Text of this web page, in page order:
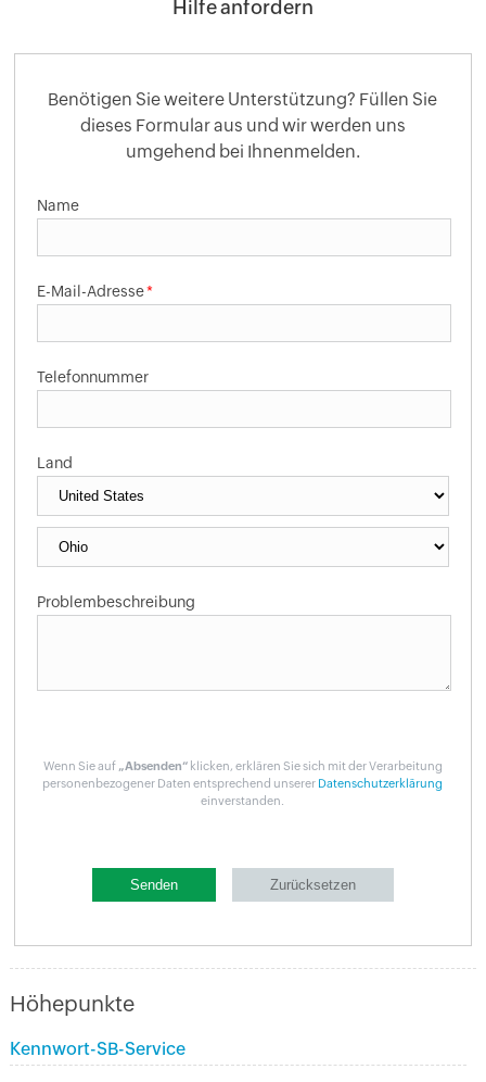
Hilfe anfordern
Benötigen Sie weitere Unterstützung? Füllen Sie
dieses Formular aus und wir werden uns
umgehend bei Ihnenmelden.
Name
E-Mail-Adresse*
Telefonnummer
Land
Problembeschreibung
Wenn Sie auf „Absenden“klicken, erklären Sie sich mit der Verarbeitung
personenbezogener Daten entsprechend unserer Datenschutzerklärung
einverstanden.
Höhepunkte
Kennwort-SB-Service